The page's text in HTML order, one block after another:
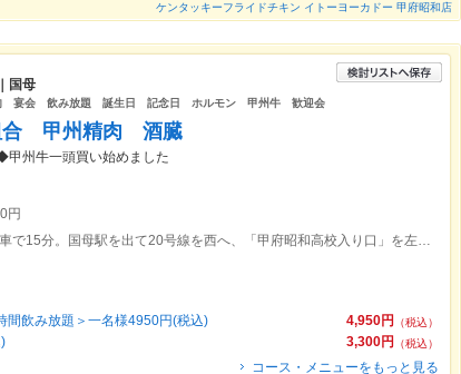
ケンタッキーフライドチキン イトーヨーカドー 甲府昭和店
国母
宴会 飲み放題 誕生日 記念日 ホルモン 甲州牛 歓迎会
合 甲州精肉 酒臓
甲州牛一頭買い始めました
円
国母駅より車で15分。国母駅を出て20号線を西へ、「甲府昭和高校入り口」を左折。
4,950円
（税込）
間飲み放題＞一名様4950円(税込)
3,300円
（税込）
コース・メニューをもっと見る